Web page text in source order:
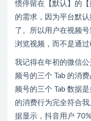
惯停留在【默认】的
的需求，因为平台默
了。所以用户在视频
浏览视频，而不是通过
我记得在年初的微信
频号的三个 Tab 的消
频号的三个 Tab 数据
的消费行为完全符合
据显示，抖音用户